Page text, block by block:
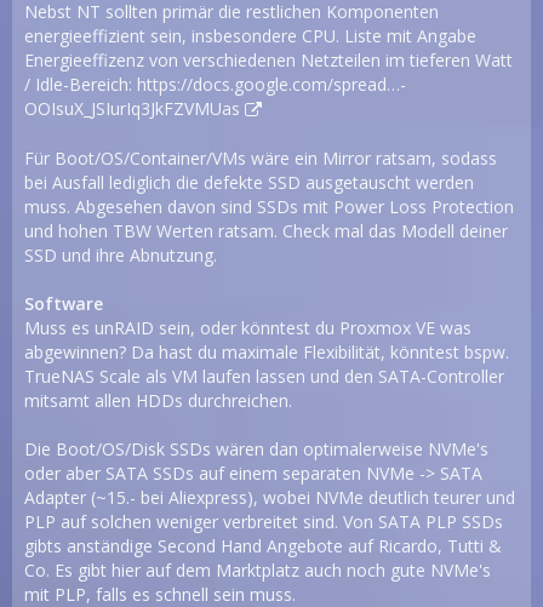
Nebst NT sollten primär die restlichen Komponenten
energieeffizient sein, insbesondere CPU. Liste mit Angabe
Energieeffizenz von verschiedenen Netzteilen im tieferen Watt
/ Idle-Bereich: https://docs.google.com/spread…-
OOIsuX_JSIurIq3JkFZVMUas
Für Boot/OS/Container/VMs wäre ein Mirror ratsam, sodass
bei Ausfall lediglich die defekte SSD ausgetauscht werden
muss. Abgesehen davon sind SSDs mit Power Loss Protection
und hohen TBW Werten ratsam. Check mal das Modell deiner
SSD und ihre Abnutzung.
Software
Muss es unRAID sein, oder könntest du Proxmox VE was
abgewinnen? Da hast du maximale Flexibilität, könntest bspw.
TrueNAS Scale als VM laufen lassen und den SATA-Controller
mitsamt allen HDDs durchreichen.
Die Boot/OS/Disk SSDs wären dan optimalerweise NVMe's
oder aber SATA SSDs auf einem separaten NVMe -> SATA
Adapter (~15.- bei Aliexpress), wobei NVMe deutlich teurer und
PLP auf solchen weniger verbreitet sind. Von SATA PLP SSDs
gibts anständige Second Hand Angebote auf Ricardo, Tutti &
Co. Es gibt hier auf dem Marktplatz auch noch gute NVMe's
mit PLP, falls es schnell sein muss.